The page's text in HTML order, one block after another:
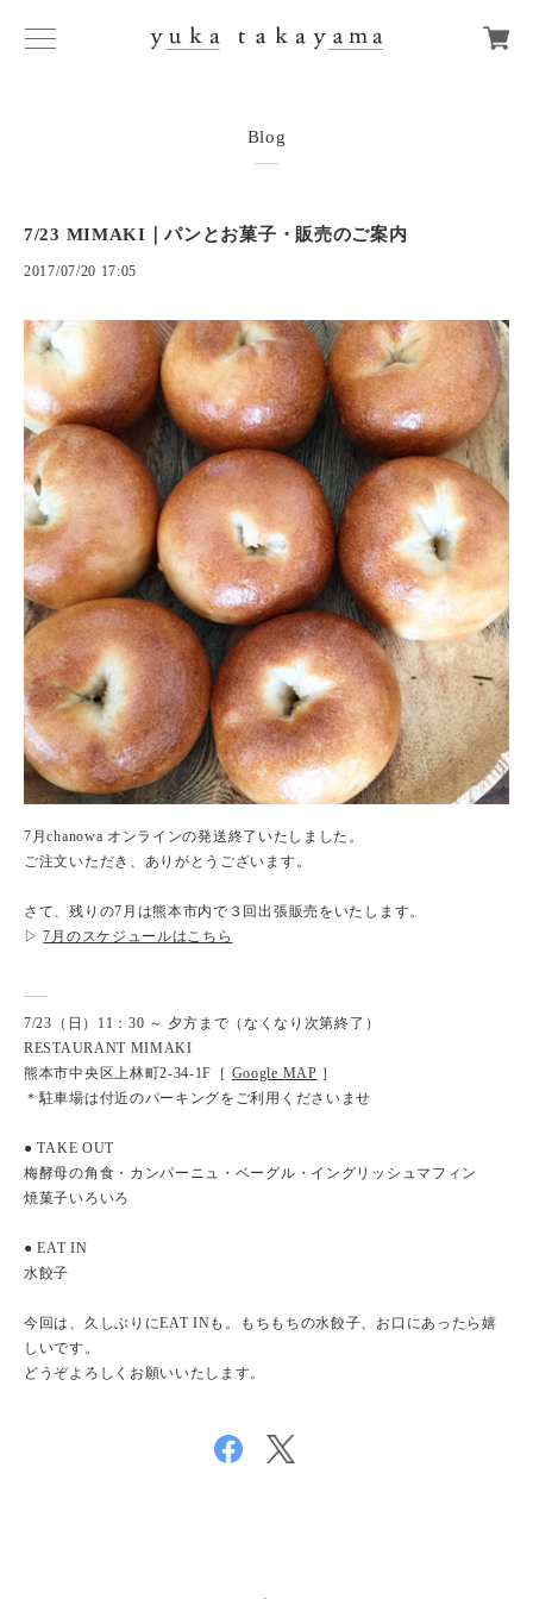
Blog
7/23 MIMAKI｜パンとお菓子・販売のご案内
2017/07/20 17:05
7月chanowa オンラインの発送終了いたしました。
ご注文いただき、ありがとうございます。
さて、残りの7月は熊本市内で３回出張販売をいたします。
▷7月のスケジュールはこちら
7/23（日）11：30 ～ 夕方まで（なくなり次第終了）
RESTAURANT MIMAKI
熊本市中央区上林町2-34-1F［ Google MAP ］
＊駐車場は付近のパーキングをご利用くださいませ
● TAKE OUT
梅酵母の角食・カンパーニュ・ベーグル・イングリッシュマフィン
焼菓子いろいろ
● EAT IN
水餃子
今回は、久しぶりにEAT INも。もちもちの水餃子、お口にあったら嬉
しいです。
どうぞよろしくお願いいたします。